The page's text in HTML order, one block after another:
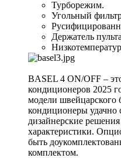
Турборежим.
Угольный
Держатель
BASEL 4 ON/OFF –
кондиционеров 2025
модели швейцарского
кондиционеры удачно
дизайнерские
характеристики.
быть
комплектом.